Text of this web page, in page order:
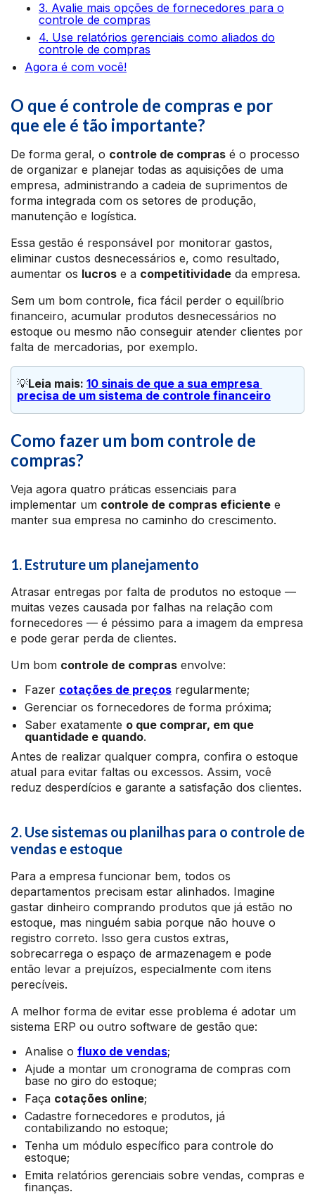
3. Avalie mais opções de fornecedores para o
controle de compras
4. Use relatórios gerenciais como aliados do
controle de compras
Agora é com você!
O que é controle de compras e por
que ele é tão importante?
De forma geral, o controle de compras é o processo
de organizar e planejar todas as aquisições de uma
empresa, administrando a cadeia de suprimentos de
forma integrada com os setores de produção,
manutenção e logística.
Essa gestão é responsável por monitorar gastos,
eliminar custos desnecessários e, como resultado,
aumentar os lucros e a competitividade da empresa.
Sem um bom controle, fica fácil perder o equilíbrio
financeiro, acumular produtos desnecessários no
estoque ou mesmo não conseguir atender clientes por
falta de mercadorias, por exemplo.
💡Leia mais: 10 sinais de que a sua empresa
precisa de um sistema de controle financeiro
Como fazer um bom controle de
compras?
Veja agora quatro práticas essenciais para
implementar um controle de compras eficiente e
manter sua empresa no caminho do crescimento.
1. Estruture um planejamento
Atrasar entregas por falta de produtos no estoque —
muitas vezes causada por falhas na relação com
fornecedores — é péssimo para a imagem da empresa
e pode gerar perda de clientes.
Um bom controle de compras envolve:
Fazer cotações de preços regularmente;
Gerenciar os fornecedores de forma próxima;
Saber exatamente o que comprar, em que
quantidade e quando.
Antes de realizar qualquer compra, confira o estoque
atual para evitar faltas ou excessos. Assim, você
reduz desperdícios e garante a satisfação dos clientes.
2. Use sistemas ou planilhas para o controle de
vendas e estoque
Para a empresa funcionar bem, todos os
departamentos precisam estar alinhados. Imagine
gastar dinheiro comprando produtos que já estão no
estoque, mas ninguém sabia porque não houve o
registro correto. Isso gera custos extras,
sobrecarrega o espaço de armazenagem e pode
então levar a prejuízos, especialmente com itens
perecíveis.
A melhor forma de evitar esse problema é adotar um
sistema ERP ou outro software de gestão que:
Analise o fluxo de vendas;
Ajude a montar um cronograma de compras com
base no giro do estoque;
Faça cotações online;
Cadastre fornecedores e produtos, já
contabilizando no estoque;
Tenha um módulo específico para controle do
estoque;
Emita relatórios gerenciais sobre vendas, compras e
finanças.